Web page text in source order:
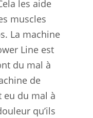
les aide
muscles
La machine
Line est
du mal à
de
du mal à
qu’ils